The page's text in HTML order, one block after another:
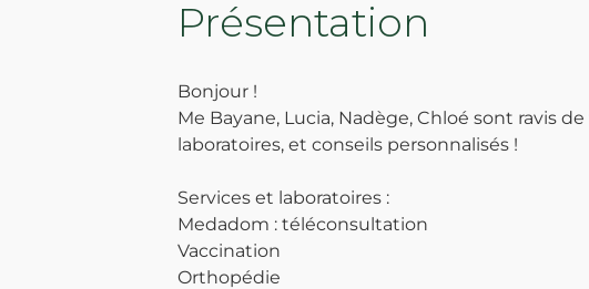
Présentation
Bonjour !
Me Bayane, Lucia, Nadège, Chloé sont ravis
laboratoires, et conseils personnalisés !
Services et laboratoires :
Medadom : téléconsultation
Vaccination
Orthopédie